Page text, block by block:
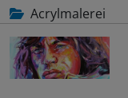
Acrylmalerei